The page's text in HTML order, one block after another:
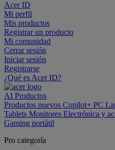
Acer ID
Mi perfil
Mis productos
Registrar un producto
Mi comunidad
Cerrar sesión
Iniciar sesión
Registrarse
¿Qué es Acer ID?
AI Productos
Productos nuevos Copilot+ PC
Tablets Monitores Electrónica y
Gaming portátil
Pro categoría